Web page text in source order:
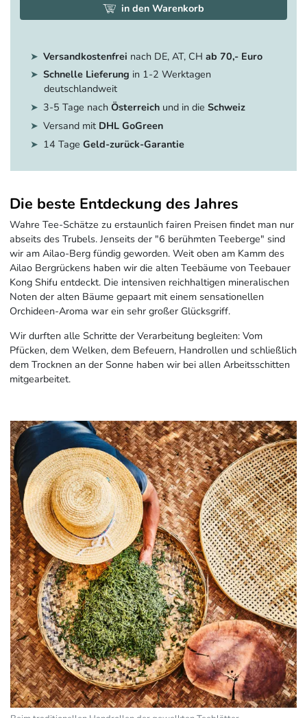
in den Warenkorb
Versandkostenfrei nach DE, AT, CH ab 70,- Euro
Schnelle Lieferung in 1-2 Werktagen
deutschlandweit
3-5 Tage nach Österreichund in die Schweiz
Versand mit DHL GoGreen
14 Tage Geld-zurück-Garantie
Die beste Entdeckung des Jahres
Wahre Tee-Schätze zu erstaunlich fairen Preisen findet man nur
abseits des Trubels. Jenseits der "6 berühmten Teeberge" sind
wir am Ailao-Berg fündig geworden. Weit oben am Kamm des
Ailao Bergrückens haben wir die alten Teebäume von Teebauer
Kong Shifu entdeckt. Die intensiven reichhaltigen mineralischen
Noten der alten Bäume gepaart mit einem sensationellen
Orchideen-Aroma war ein sehr großer Glücksgriff.
Wir durften alle Schritte der Verarbeitung begleiten: Vom
Pfücken, dem Welken, dem Befeuern, Handrollen und schließlich
dem Trocknen an der Sonne haben wir bei allen Arbeitsschitten
mitgearbeitet.